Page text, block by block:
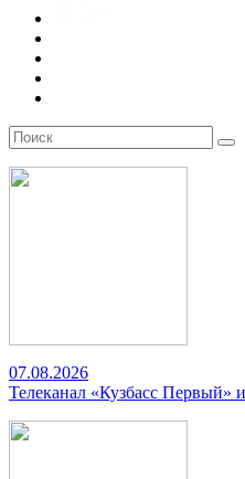
07.08.2026
Телеканал «Кузбасс Первый»